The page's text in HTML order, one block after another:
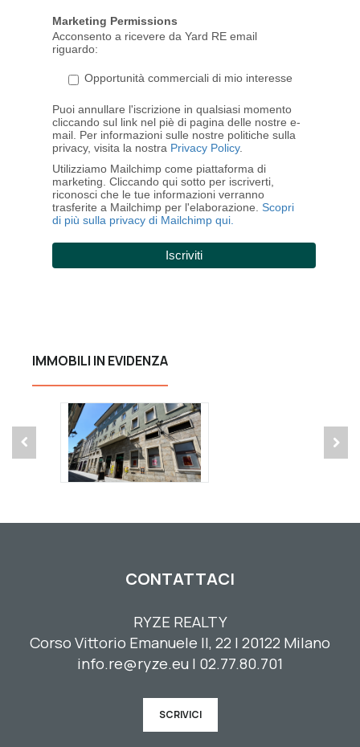
Marketing Permissions
Acconsento a ricevere da Yard RE email
riguardo:
Opportunità commerciali di mio interesse
Puoi annullare l'iscrizione in qualsiasi momento
cliccando sul link nel piè di pagina delle nostre e-
mail. Per informazioni sulle nostre politiche sulla
privacy, visita la nostra Privacy Policy.
Utilizziamo Mailchimp come piattaforma di
marketing. Cliccando qui sotto per iscriverti,
riconosci che le tue informazioni verranno
trasferite a Mailchimp per l'elaborazione.Scopri
di più sulla privacy di Mailchimp qui.
IMMOBILI IN EVIDENZA
CONTATTACI
RYZE REALTY
Corso Vittorio Emanuele II, 22 | 20122 Milano
info.re@ryze.eu | 02.77.80.701
SCRIVICI